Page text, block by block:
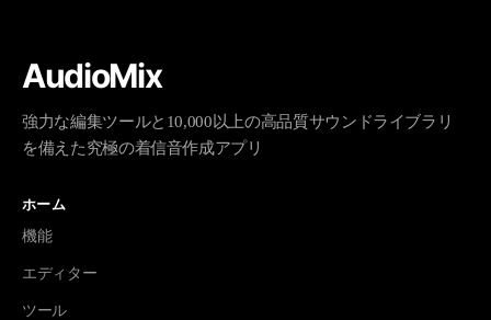
AudioMix
強力な編集ツールと10,000以上の高品質サウンドライブラリ
を備えた究極の着信音作成アプリ
ホーム
機能
エディター
ツール